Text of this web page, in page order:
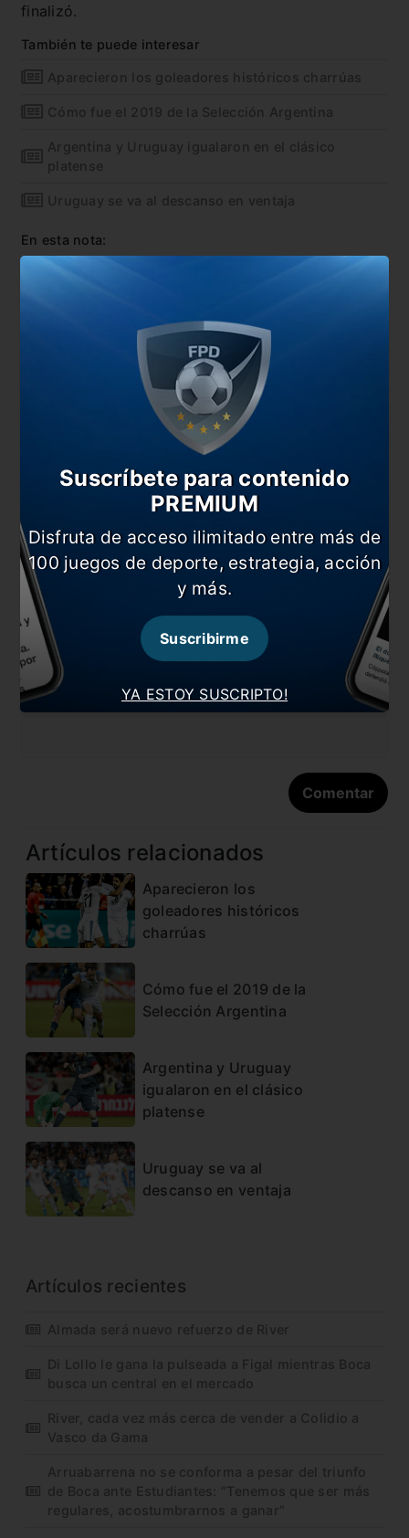
finalizó.
También te puede interesar
Aparecieron los goleadores históricos charrúas
Cómo fue el 2019 de la Selección Argentina
Argentina y Uruguay igualaron en el clásico
platense
Uruguay se va al descanso en ventaja
En esta nota:
#Amistoso
Dejá tu opinión acá!
Nombre
Correo electrónico
Artículos relacionados
Aparecieron los
goleadores históricos
charrúas
Cómo fue el 2019 de la
Selección Argentina
Argentina y Uruguay
igualaron en el clásico
platense
Uruguay se va al
descanso en ventaja
Artículos recientes
Almada será nuevo refuerzo de River
Di Lollo le gana la pulseada a Figal mientras Boca
busca un central en el mercado
River, cada vez más cerca de vender a Colidio a
Vasco da Gama
Arruabarrena no se conforma a pesar del triunfo
de Boca ante Estudiantes: “Tenemos que ser más
regulares, acostumbrarnos a ganar”
YA ESTOY SUSCRIPTO!
Suscríbete para contenido
PREMIUM
Disfruta de acceso ilimitado entre más de
100 juegos de deporte, estrategia, acción
y más.
Suscribirme